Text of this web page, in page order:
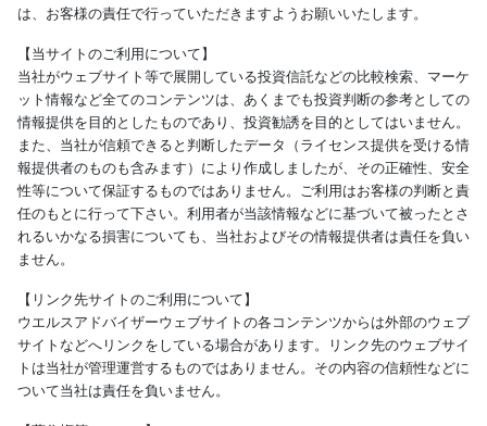
は、お客様の責任で行っていただきますようお願いいたします。
【当サイトのご利用について】
当社がウェブサイト等で展開している投資信託などの比較検索、マーケ
ット情報など全てのコンテンツは、あくまでも投資判断の参考としての
情報提供を目的としたものであり、投資勧誘を目的としてはいません。
また、当社が信頼できると判断したデータ（ライセンス提供を受ける情
報提供者のものも含みます）により作成しましたが、その正確性、安全
性等について保証するものではありません。ご利用はお客様の判断と責
任のもとに行って下さい。利用者が当該情報などに基づいて被ったとさ
れるいかなる損害についても、当社およびその情報提供者は責任を負い
ません。
【リンク先サイトのご利用について】
ウエルスアドバイザーウェブサイトの各コンテンツからは外部のウェブ
サイトなどへリンクをしている場合があります。リンク先のウェブサイ
トは当社が管理運営するものではありません。その内容の信頼性などに
ついて当社は責任を負いません。